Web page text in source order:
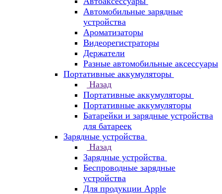
Автомобильные зарядные
устройства
Ароматизаторы
Видеорегистраторы
Держатели
Разные автомобильные аксессуары
Портативные аккумуляторы
Назад
Портативные аккумуляторы
Портативные аккумуляторы
Батарейки и зарядные устройства
для батареек
Зарядные устройства
Назад
Зарядные устройства
Беспроводные зарядные
устройства
Для продукции Apple